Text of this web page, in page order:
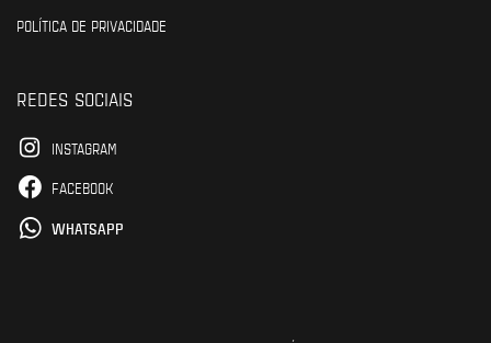
POLÍTICA DE PRIVACIDADE
REDES SOCIAIS
INSTAGRAM
FACEBOOK
WHATSAPP